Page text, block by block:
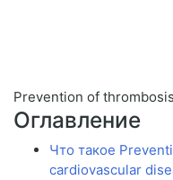
Prevention of
Оглавление
Что такое
cardiovascular